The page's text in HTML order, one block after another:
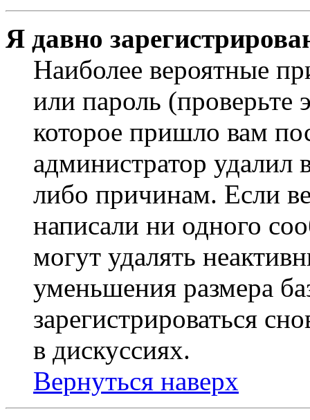
Я давно
Наиболее вероятные
или пароль (проверьте
которое пришло вам
администратор
либо причинам. Если
написали ни одного
могут удалять
уменьшения размера
зарегистрироваться
в дискуссиях.
Вернуться наверх